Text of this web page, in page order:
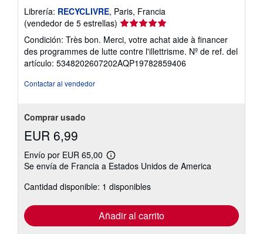
Librería: RECYCLIVRE, Paris, Francia
(vendedor de 5 estrellas) Calificación
vendedor:
5
de
Condición: Très bon. Merci, votre achat aide à financer
des programmes de lutte contre l'illettrisme. Nº de ref. del
artículo: 5348202607202AQP19782859406
Contactar al vendedor
Comprar usado
EUR 6,99
Envío por EUR 65,00
Más
información
las
tarifas
envío
Se envía de Francia a Estados Unidos de America
Cantidad disponible: 1 disponibles
Añadir al carrito